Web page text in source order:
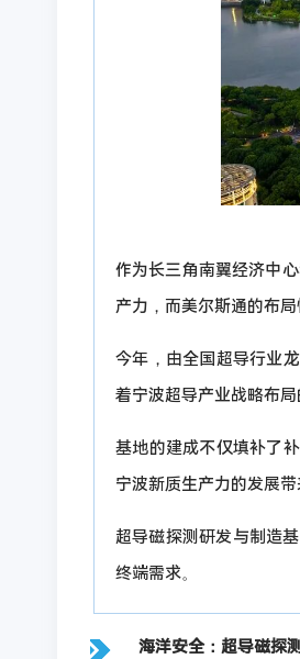
作为长三角南翼经济中
产力，而美尔斯通的布局
今年，由全国超导行业
着宁波超导产业战略布
基地的建成不仅填补了
宁波新质生产力的发展带
超导磁探测研发与制造
终端需求。
海洋安全：超导磁探